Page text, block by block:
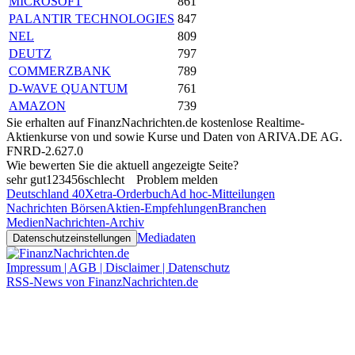
PALANTIR TECHNOLOGIES 847
NEL
809
DEUTZ
797
COMMERZBANK
789
D-WAVE QUANTUM
761
AMAZON
739
Sie erhalten auf FinanzNachrichten.de kostenlose Realtime-
Aktienkurse von und sowie Kurse und Daten von ARIVA.DE AG.
FNRD-2.627.0
Wie bewerten Sie die aktuell angezeigte Seite?
sehr gut1 23456schlecht
Problem melden
Deutschland 40Xetra-OrderbuchAd hoc-Mitteilungen
Nachrichten BörsenAktien-EmpfehlungenBranchen
MedienNachrichten-Archiv
Datenschutzeinstellungen Mediadaten
Impressum | AGB | Disclaimer | Datenschutz
RSS-News von FinanzNachrichten.de